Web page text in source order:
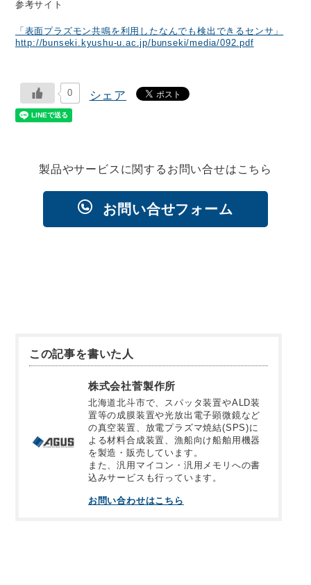
参考サイト
「表面プラズモン共鳴を利用したなんでも検出できるセンサ」
http://bunseki.kyushu-u.ac.jp/bunseki/media/092.pdf
0 シェア
製品やサービスに関するお問い合せはこちら
お問い合せフォーム
この記事を書いた人
株式会社菅製作所
北海道北斗市で、スパッタ装置やALD装
置等の成膜装置や光放出電子顕微鏡など
の真空装置、放電プラズマ焼結(SPS)に
よる材料合成装置、漁船向け船舶用機器
を製造・販売しています。
また、汎用マイコン・汎用メモリへの書
込みサービスも行っています。
お問い合わせはこちら